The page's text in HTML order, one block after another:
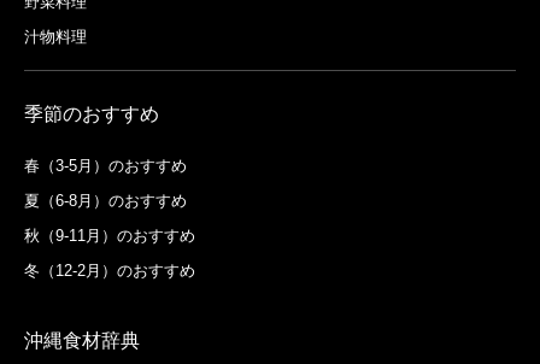
汁物料理
季節のおすすめ
春（3-5月）のおすすめ
夏（6-8月）のおすすめ
秋（9-11月）のおすすめ
冬（12-2月）のおすすめ
沖縄食材辞典